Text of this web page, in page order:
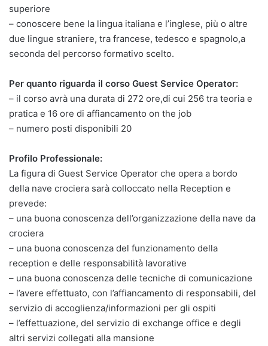
superiore
– conoscere bene la lingua italiana e l’inglese, più o altre
due lingue straniere, tra francese, tedesco e spagnolo,a
seconda del percorso formativo scelto.
Per quanto riguarda il corso Guest Service Operator:
– il corso avrà una durata di 272 ore,di cui 256 tra teoria e
pratica e 16 ore di affiancamento on the job
– numero posti disponibili 20
Profilo Professionale:
La figura di Guest Service Operator che opera a bordo
della nave crociera sarà colloccato nella Reception e
prevede:
– una buona conoscenza dell’organizzazione della nave da
crociera
– una buona conoscenza del funzionamento della
reception e delle responsabilità lavorative
– una buona conoscenza delle tecniche di comunicazione
– l’avere effettuato, con l’affiancamento di responsabili, del
servizio di accoglienza/informazioni per gli ospiti
– l’effettuazione, del servizio di exchange office e degli
altri servizi collegati alla mansione